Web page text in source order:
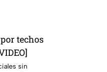
techos
sin